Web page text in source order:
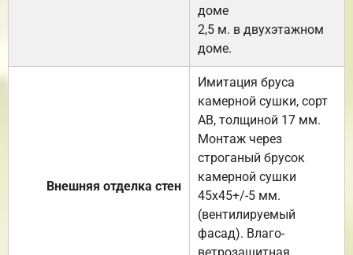
доме
2,5 м. в двухэтажном
доме.
Внешняя отделка стен
Имитация бруса
камерной сушки, сорт
АВ, толщиной 17 мм.
Монтаж через
строганый брусок
камерной сушки
45х45+/-5 мм.
(вентилируемый
фасад). Влаго-
ветрозащитная